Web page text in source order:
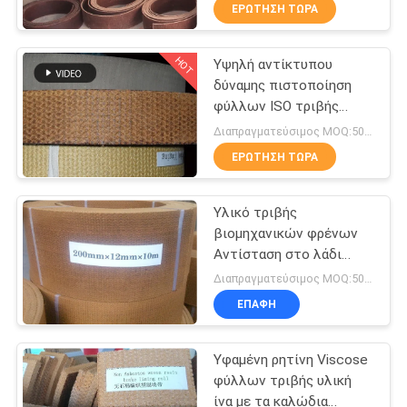
ΈΛΕΓΧΟΣ
ΜΑΣ
ΕΛΆΤΕ
ΣΕ
ΕΠΑΦΉ
ΜΕ
ΖΗΤΉΣΤΕ
ΈΝΑ
ΑΠΌΣΠΑΣΜΑ
SITEMAP
Υφαμένος ρόλος
επένδυσης φρένων
Υλικό φραγμών
φρένων
34
ΕΡΏΤΗΣΗ ΤΏΡΑ
HOT
Υψηλή αντίκτυπου
δύναμης πιστοποίηση
φύλλων ISO τριβής
υλική
ΕΡΏΤΗΣΗ ΤΏΡΑ
Υλικό τριβής
βιομηχανικών φρένων
Αντίσταση στο λάδι
Υλικό φύλλου υψηλής
τριβής
Διαπραγματεύσιμος MOQ:500 κλ
ΕΠΑΦΉ
Υφαμένη ρητίνη Viscose
φύλλων τριβής υλική
ίνα με τα καλώδια